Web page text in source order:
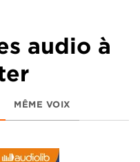
audio à
MÊME VOIX